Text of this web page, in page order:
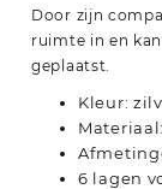
Door zijn
ruimte in en
geplaatst.
Kleur:
6 lagen